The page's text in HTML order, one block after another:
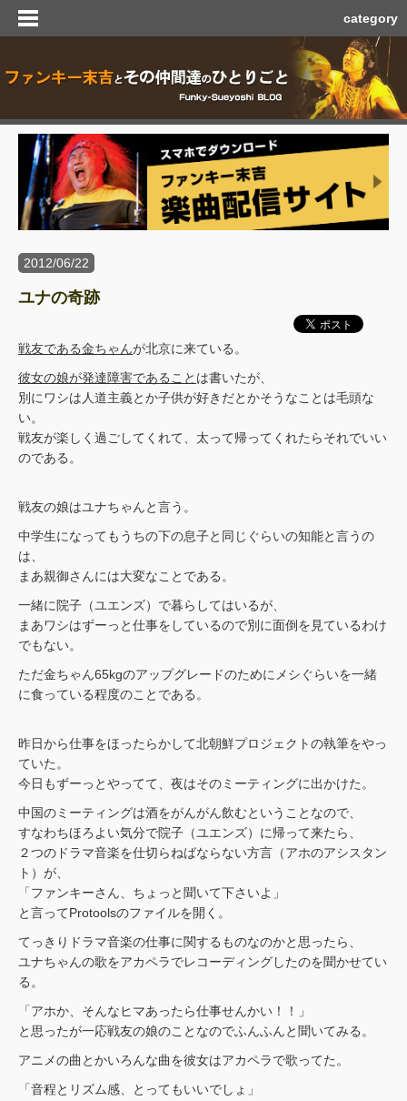
category
2012/06/22
ユナの奇跡
戦友である金ちゃんが北京に来ている。
彼女の娘が発達障害であること は書いたが、
別にワシは人道主義とか子供が好きだとかそうなことは毛頭な
い。
戦友が楽しく過ごしてくれて、太って帰ってくれたらそれでいい
のである。
戦友の娘はユナちゃんと言う。
中学生になってもうちの下の息子と同じぐらいの知能と言うの
は、
まあ親御さんには大変なことである。
一緒に院子（ユエンズ）で暮らしてはいるが、
まあワシはずーっと仕事をしているので別に面倒を見ているわけ
でもない。
ただ金ちゃん65kgのアップグレードのためにメシぐらいを一緒
に食っている程度のことである。
昨日から仕事をほったらかして北朝鮮プロジェクトの執筆をやっ
ていた。
今日もずーっとやってて、夜はそのミーティングに出かけた。
中国のミーティングは酒をがんがん飲むということなので、
すなわちほろよい気分で院子（ユエンズ）に帰って来たら、
２つのドラマ音楽を仕切らねばならない方言（アホのアシスタン
ト）が、
「ファンキーさん、ちょっと聞いて下さいよ」
と言ってProtoolsのファイルを開く。
てっきりドラマ音楽の仕事に関するものなのかと思ったら、
ユナちゃんの歌をアカペラでレコーディングしたのを聞かせてい
る。
「アホか、そんなヒマあったら仕事せんかい！！」
と思ったが一応戦友の娘のことなのでふんふんと聞いてみる。
アニメの曲とかいろんな曲を彼女はアカペラで歌ってた。
「音程とリズム感、とってもいいでしょ」